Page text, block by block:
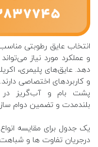
انتخاب عایق رطوبتی
و عملکرد مورد نیاز
دهد. عایق‌های پلیمری،
و کاربردهای اختصاصی
پشت بام و آب‌گریز در
بلندمدت و تضمین دوام
یک جدول برای مقایسه
درجریان تفاوت ها و